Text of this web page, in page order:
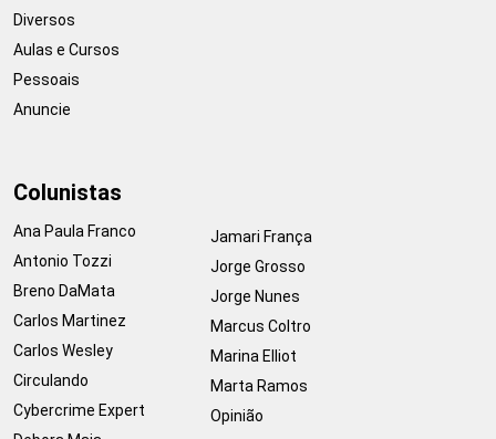
Diversos
Aulas e Cursos
Pessoais
Anuncie
Colunistas
Ana Paula Franco
Antonio Tozzi
Breno DaMata
Carlos Martinez
Carlos Wesley
Circulando
Cybercrime Expert
Jamari França
Jorge Grosso
Jorge Nunes
Marcus Coltro
Marina Elliot
Marta Ramos
Opinião